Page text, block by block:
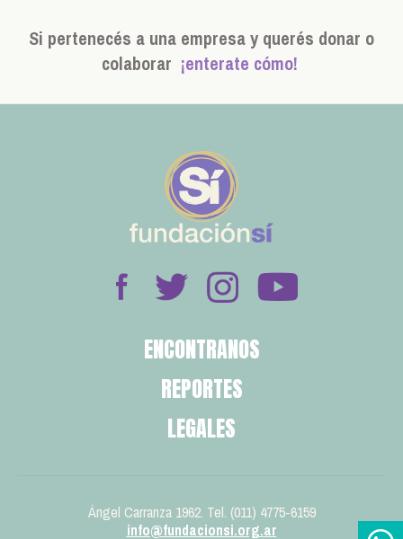
Si pertenecés a una empresa y querés donar o
colaborar ¡enterate cómo!
ENCONTRANOS
REPORTES
LEGALES
Ángel Carranza 1962. Tel. (011) 4775-6159
info@fundacionsi.org.ar